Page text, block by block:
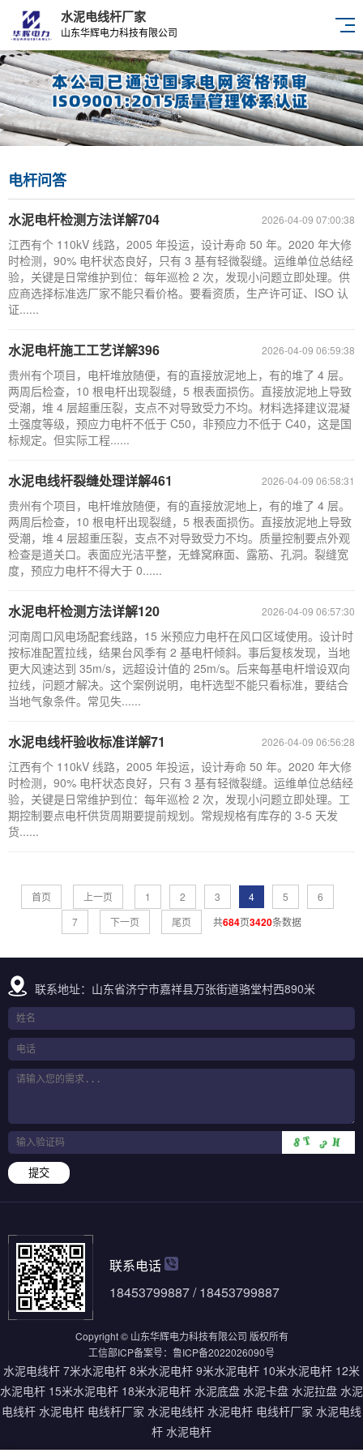
水泥电线杆厂家
山东华辉电力科技有限公司
电杆问答
2026-04-09 07:00:38
水泥电杆检测方法详解704
江西有个 110kV 线路，2005 年投运，设计寿命 50 年。2020 年大修
时检测，90% 电杆状态良好，只有 3 基有轻微裂缝。运维单位总结经
验，关键是日常维护到位：每年巡检 2 次，发现小问题立即处理。供
应商选择标准选厂家不能只看价格。要看资质，生产许可证、ISO 认
证......
2026-04-09 06:59:38
水泥电杆施工工艺详解396
贵州有个项目，电杆堆放随便，有的直接放泥地上，有的堆了 4 层。
两周后检查，10 根电杆出现裂缝，5 根表面损伤。直接放泥地上导致
受潮，堆 4 层超重压裂，支点不对导致受力不均。材料选择建议混凝
土强度等级，预应力电杆不低于 C50，非预应力不低于 C40，这是国
标规定。但实际工程......
2026-04-09 06:58:31
水泥电线杆裂缝处理详解461
贵州有个项目，电杆堆放随便，有的直接放泥地上，有的堆了 4 层。
两周后检查，10 根电杆出现裂缝，5 根表面损伤。直接放泥地上导致
受潮，堆 4 层超重压裂，支点不对导致受力不均。质量控制要点外观
检查是道关口。表面应光洁平整，无蜂窝麻面、露筋、孔洞。裂缝宽
度，预应力电杆不得大于 0......
2026-04-09 06:57:30
水泥电杆检测方法详解120
河南周口风电场配套线路，15 米预应力电杆在风口区域使用。设计时
按标准配置拉线，结果台风季有 2 基电杆倾斜。事后复核发现，当地
更大风速达到 35m/s，远超设计值的 25m/s。后来每基电杆增设双向
拉线，问题才解决。这个案例说明，电杆选型不能只看标准，要结合
当地气象条件。常见失......
2026-04-09 06:56:28
水泥电线杆验收标准详解71
江西有个 110kV 线路，2005 年投运，设计寿命 50 年。2020 年大修
时检测，90% 电杆状态良好，只有 3 基有轻微裂缝。运维单位总结经
验，关键是日常维护到位：每年巡检 2 次，发现小问题立即处理。工
期控制要点电杆供货周期要提前规划。常规规格有库存的 3-5 天发
货......
首页 上一页 1 2 3 4 5
6
7
下一页 尾页 共684页3420条数据
联系地址：山东省济宁市嘉祥县万张街道骆堂村西890米
提交
联系电话
18453799887 / 18453799887
Copyright © 山东华辉电力科技有限公司 版权所有
工信部ICP备案号： 鲁ICP备2022026090号
水泥电线杆 7米水泥电杆 8米水泥电杆 9米水泥电杆 10米水泥电杆 12米
水泥电杆 15米水泥电杆 18米水泥电杆 水泥底盘 水泥卡盘 水泥拉盘 水泥
电线杆 水泥电杆 电线杆厂家 水泥电线杆 水泥电杆 电线杆厂家 水泥电线
杆 水泥电杆